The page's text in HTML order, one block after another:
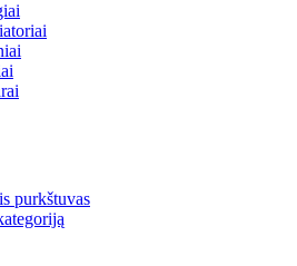
purkštuvas